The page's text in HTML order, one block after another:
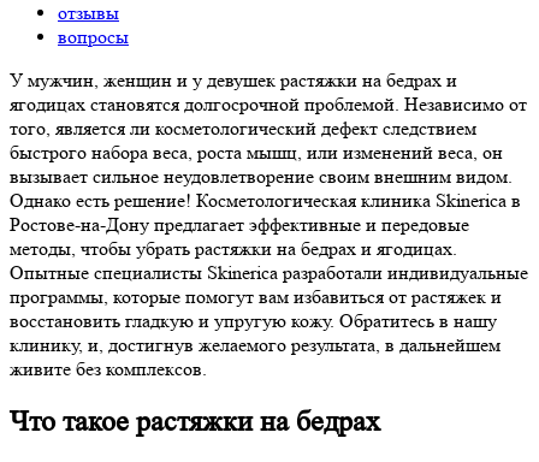
отзывы
вопросы
У мужчин, женщин и у девушек растяжки на бедрах и
ягодицах становятся долгосрочной проблемой. Независимо от
того, является ли косметологический дефект следствием
быстрого набора веса, роста мышц, или изменений веса, он
вызывает сильное неудовлетворение своим внешним видом.
Однако есть решение! Косметологическая клиника Skinerica в
Ростове-на-Дону предлагает эффективные и передовые
методы, чтобы убрать растяжки на бедрах и ягодицах.
Опытные специалисты Skinerica разработали индивидуальные
программы, которые помогут вам избавиться от растяжек и
восстановить гладкую и упругую кожу. Обратитесь в нашу
клинику, и, достигнув желаемого результата, в дальнейшем
живите без комплексов.
Что такое растяжки на бедрах